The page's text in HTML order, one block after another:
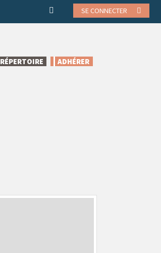
SE CONNECTER
RÉPERTOIRE ADHÉRER